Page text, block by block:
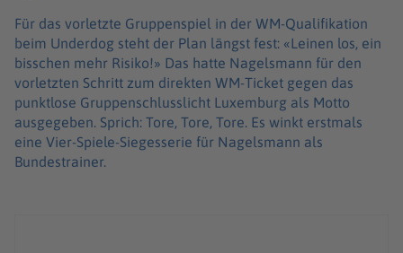
Für das vorletzte Gruppenspiel in der WM-Qualifikation
beim Underdog steht der Plan längst fest: «Leinen los, ein
bisschen mehr Risiko!» Das hatte Nagelsmann für den
vorletzten Schritt zum direkten WM-Ticket gegen das
punktlose Gruppenschlusslicht Luxemburg als Motto
ausgegeben. Sprich: Tore, Tore, Tore. Es winkt erstmals
eine Vier-Spiele-Siegesserie für Nagelsmann als
Bundestrainer.